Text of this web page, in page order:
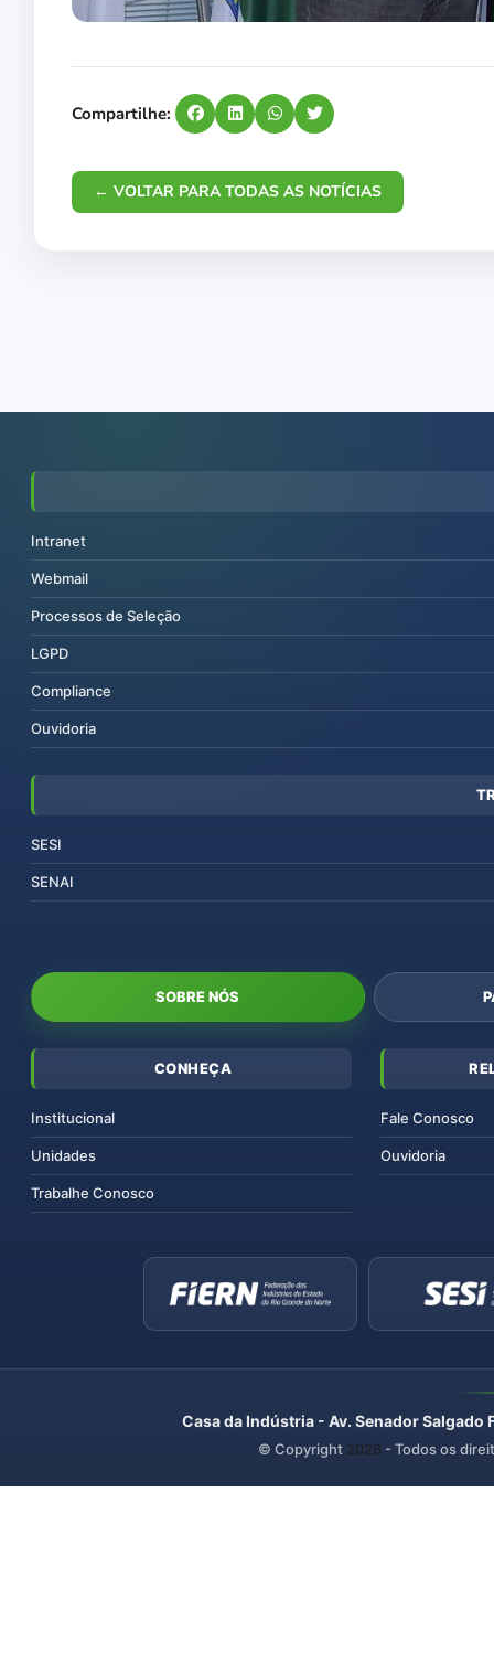
Compartilhe:
← VOLTAR PARA TODAS AS NOTÍCIAS
Intranet
Webmail
Processos de Seleção
LGPD
Compliance
Ouvidoria
SESI
SENAI
SOBRE NÓS
CONHEÇA
Institucional
Unidades
Trabalhe Conosco
Fale Conosco
Ouvidoria
Casa da Indústria - Av. Senador
© Copyright 2026 - Todos os